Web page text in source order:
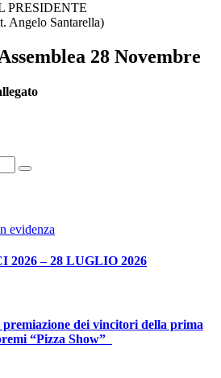
PRESIDENTE
Angelo Santarella)
28 Novembre
evidenza
2026 – 28 LUGLIO 2026
dei vincitori della prima
“Pizza Show”